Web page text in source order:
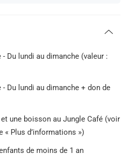
Du lundi au dimanche (valeur :
- Du lundi au dimanche + don de
une boisson au Jungle Café (voir
« Plus d’informations »)
de moins de 1 an